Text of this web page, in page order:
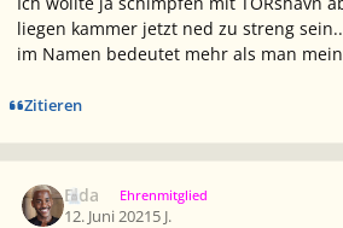
liegen kammer jetzt ned zu streng
im Namen bedeutet mehr als man
Zitieren
Elda Ehrenmitglied
12. Juni 20215 J.